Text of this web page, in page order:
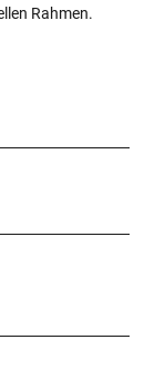
Rahmen.